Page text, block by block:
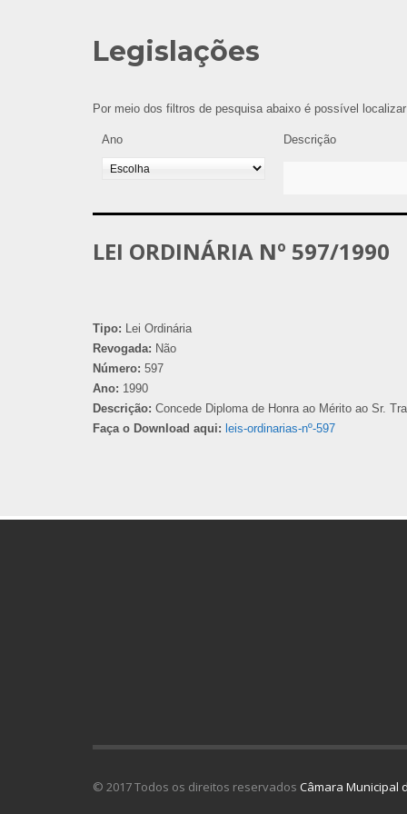
Legislações
Por meio dos filtros de pesquisa abaixo é possível
Ano Descrição
LEI ORDINÁRIA Nº 597/1990
Tipo: Lei Ordinária
Revogada: Não
Número: 597
Ano: 1990
Descrição: Concede Diploma de Honra ao Mérito ao Sr.
Faça o Download aqui: leis-ordinarias-nº-597
© 2017 Todos os direitos reservados Câmara Municipal